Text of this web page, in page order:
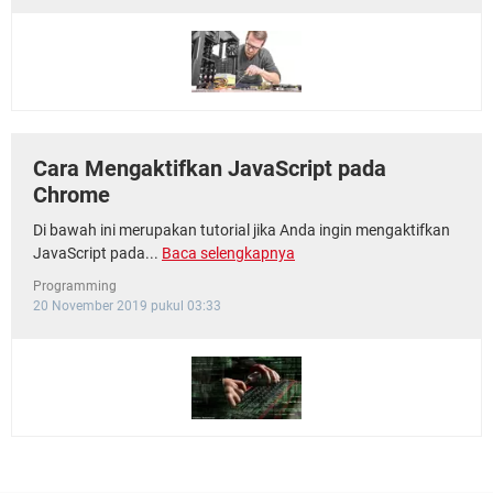
Cara Mengaktifkan JavaScript pada
Chrome
Di bawah ini merupakan tutorial jika Anda ingin mengaktifkan
JavaScript pada... Baca selengkapnya
Programming
20 November 2019 pukul 03:33